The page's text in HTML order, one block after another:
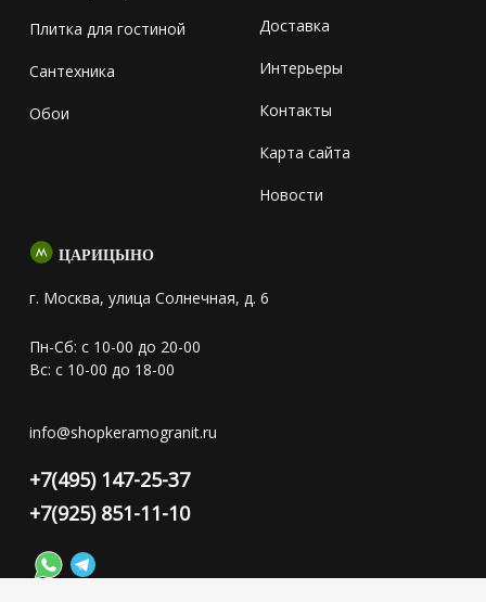
Плитка для гостиной
Сантехника
Обои
Доставка
Интерьеры
Контакты
Карта сайта
Новости
ЦАРИЦЫНО
г. Москва, улица Солнечная, д. 6
Пн-Сб: с 10-00 до 20-00
Вс: с 10-00 до 18-00
info@shopkeramogranit.ru
+7(495) 147-25-37
+7(925) 851-11-10